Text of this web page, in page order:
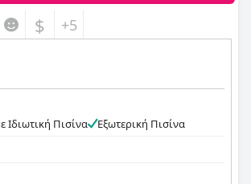
$ +5
Ιδιωτική Πισίνα
Εξωτερική Πισίνα